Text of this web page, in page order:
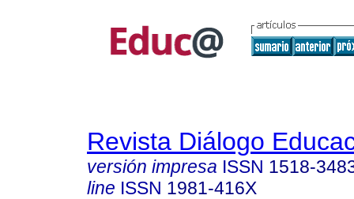
Revista Diálogo
versión impresa ISSN 1518-
line ISSN 1981-416X